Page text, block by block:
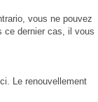
vous ne pouvez
ce dernier cas, il vous
Le renouvellement